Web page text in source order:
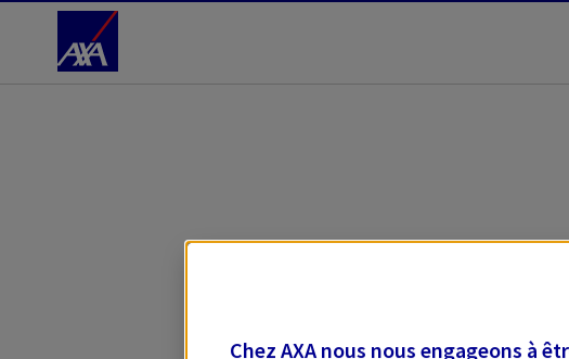
Accéder au Contenu
Chez AXA nous nous engageons à